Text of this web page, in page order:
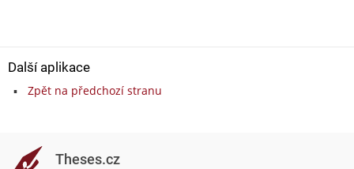
Další aplikace
Zpět na předchozí stranu
Theses.cz